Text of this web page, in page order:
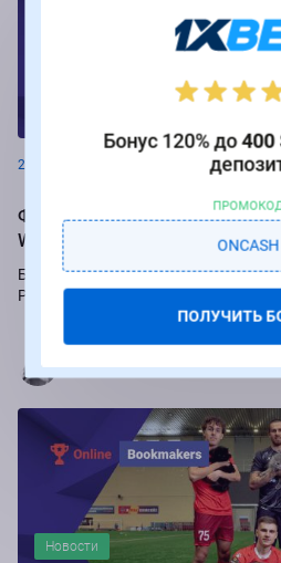
26.08.2024
Фрибеты до 250 000 рублей за
Winline
Букмекер Winline подарит
Российской Премьер-лиги.
Марья Коробач
Новости
Бонус 120% до400
ONCASH
ПОЛУЧИТЬ